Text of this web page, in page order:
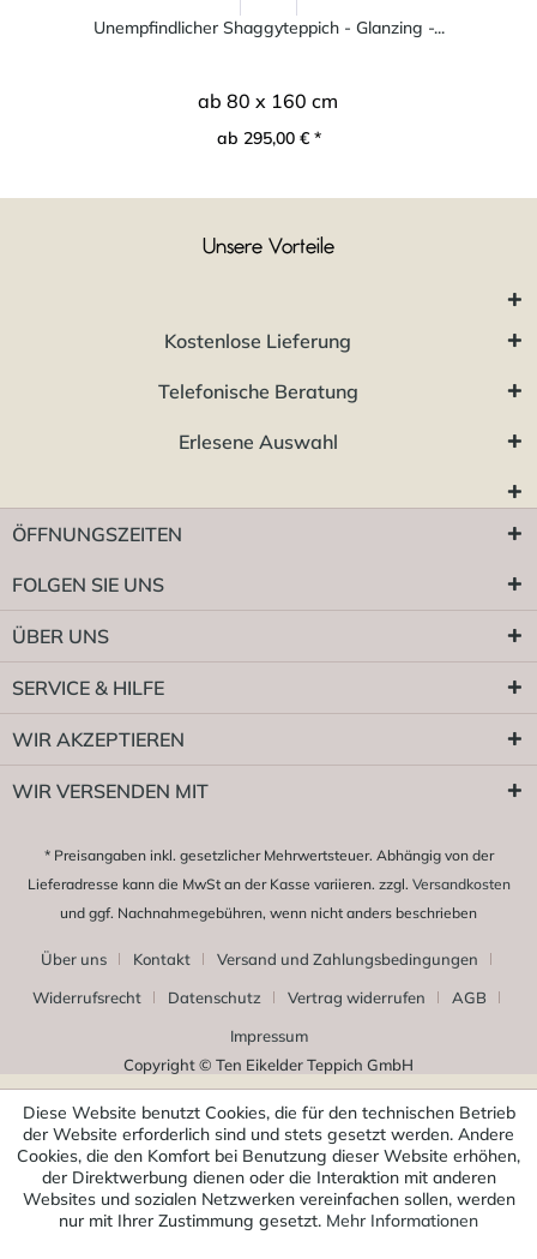
Unempfindlicher Shaggyteppich - Glanzing -...
ab 80 x 160 cm
ab 295,00 € *
Unsere Vorteile
Kostenlose Lieferung
Telefonische Beratung
Erlesene Auswahl
ÖFFNUNGSZEITEN
FOLGEN SIE UNS
ÜBER UNS
SERVICE & HILFE
WIR AKZEPTIEREN
WIR VERSENDEN MIT
* Preisangaben inkl. gesetzlicher Mehrwertsteuer. Abhängig von der
Lieferadresse kann die MwSt an der Kasse variieren. zzgl. Versandkosten
und ggf. Nachnahmegebühren, wenn nicht anders beschrieben
Über uns Kontakt
Versand und Zahlungsbedingungen
Widerrufsrecht
Datenschutz Vertrag widerrufen
AGB
Impressum
Copyright © Ten Eikelder Teppich GmbH
Diese Website benutzt Cookies, die für den technischen Betrieb
der Website erforderlich sind und stets gesetzt werden. Andere
Cookies, die den Komfort bei Benutzung dieser Website erhöhen,
der Direktwerbung dienen oder die Interaktion mit anderen
Websites und sozialen Netzwerken vereinfachen sollen, werden
nur mit Ihrer Zustimmung gesetzt. Mehr Informationen